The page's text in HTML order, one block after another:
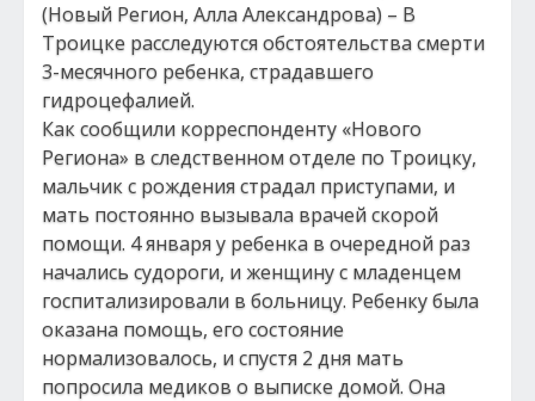
(Новый Регион, Алла Александрова) – В
Троицке расследуются обстоятельства смерти
3-месячного ребенка, страдавшего
гидроцефалией.
Как сообщили корреспонденту «Нового
Региона» в следственном отделе по Троицку,
мальчик с рождения страдал приступами, и
мать постоянно вызывала врачей скорой
помощи. 4 января у ребенка в очередной раз
начались судороги, и женщину с младенцем
госпитализировали в больницу. Ребенку была
оказана помощь, его состояние
нормализовалось, и спустя 2 дня мать
попросила медиков о выписке домой. Она